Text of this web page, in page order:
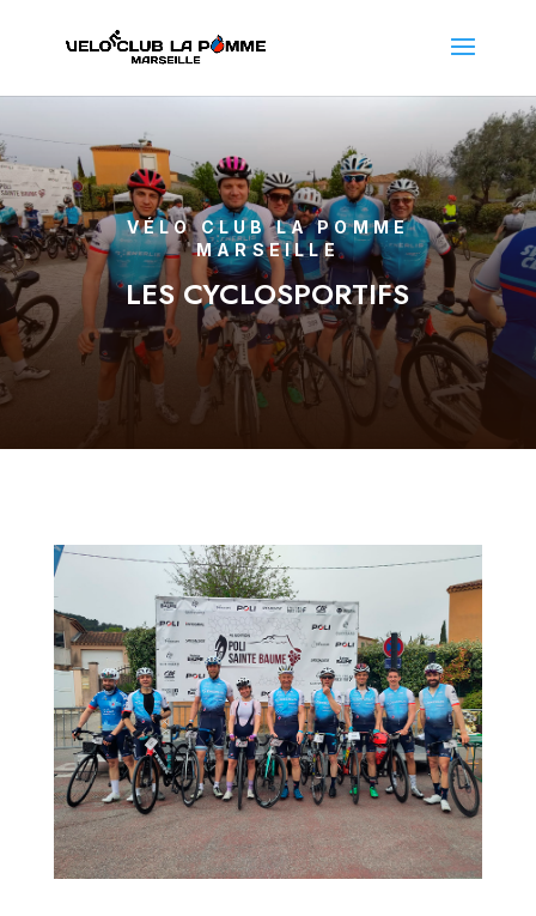
VÉLO CLUB LA POMME
MARSEILLE
LES CYCLOSPORTIFS